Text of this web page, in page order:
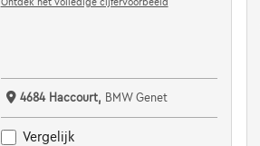
4684 Haccourt, BMW Genet
Vergelijk